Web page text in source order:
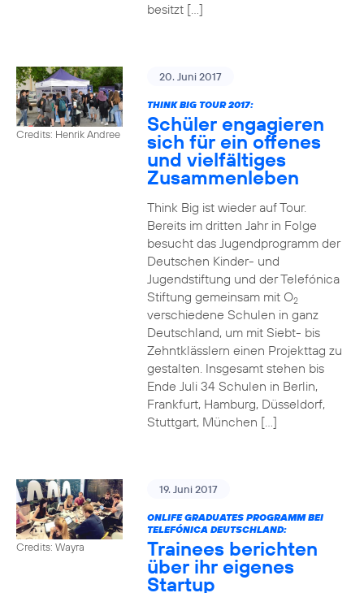
besitzt […]
Credits: Henrik Andree
20. Juni 2017
THINK BIG TOUR 2017:
Schüler engagieren
sich für ein offenes
und vielfältiges
Zusammenleben
Think Big ist wieder auf Tour.
Bereits im dritten Jahr in Folge
besucht das Jugendprogramm der
Deutschen Kinder- und
Jugendstiftung und der Telefónica
Stiftung gemeinsam mit O2
verschiedene Schulen in ganz
Deutschland, um mit Siebt- bis
Zehntklässlern einen Projekttag zu
gestalten. Insgesamt stehen bis
Ende Juli 34 Schulen in Berlin,
Frankfurt, Hamburg, Düsseldorf,
Stuttgart, München […]
Credits: Wayra
19. Juni 2017
ONLIFE GRADUATES PROGRAMM BEI
TELEFÓNICA DEUTSCHLAND:
Trainees berichten
über ihr eigenes
Startup